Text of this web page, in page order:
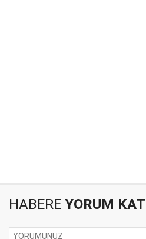
HABERE YORUM KAT